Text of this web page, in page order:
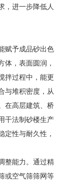
，进一步降低人
赋予成品砂出色
体，表面圆润，
拌过程中，能更
与堆积密度，从
在高层建筑、桥
干法制砂楼生产
定性与耐久性，
整能力。通过精
或空气筛筛网等